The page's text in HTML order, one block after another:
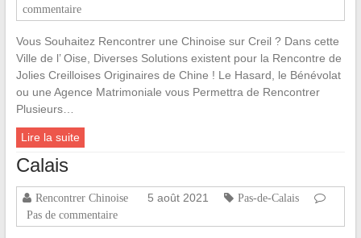
commentaire
Vous Souhaitez Rencontrer une Chinoise sur Creil ? Dans cette
Ville de l’ Oise, Diverses Solutions existent pour la Rencontre de
Jolies Creilloises Originaires de Chine ! Le Hasard, le Bénévolat
ou une Agence Matrimoniale vous Permettra de Rencontrer
Plusieurs…
Lire la suite
Calais
Rencontrer Chinoise 5 août 2021
Pas-de-Calais
Pas de commentaire